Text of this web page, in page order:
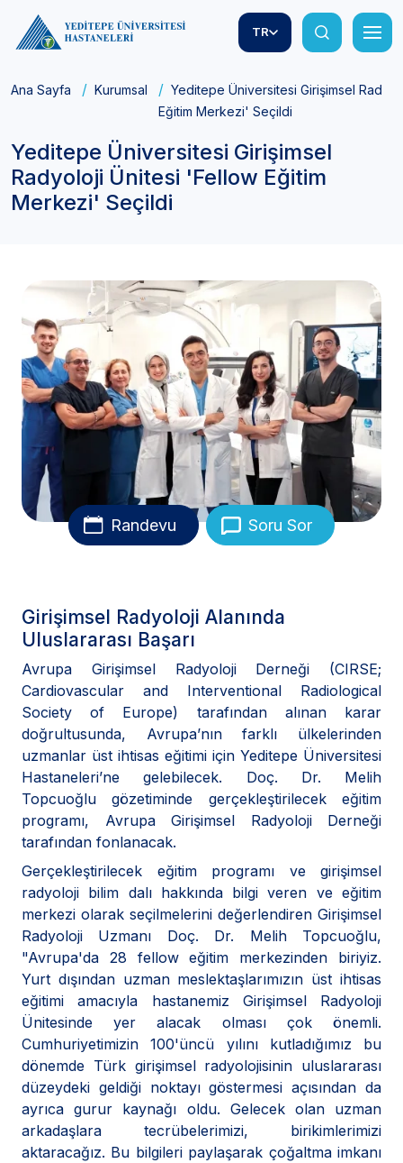
TR
Ana Sayfa Kurumsal
Yeditepe Üniversitesi Girişimsel
Eğitim Merkezi' Seçildi
Yeditepe Üniversitesi Girişimsel
Radyoloji Ünitesi 'Fellow Eğitim
Merkezi' Seçildi
Randevu Soru Sor
Girişimsel Radyoloji Alanında
Uluslararası Başarı
Avrupa Girişimsel Radyoloji Derneği (CIRSE;
Cardiovascular and Interventional Radiological
Society of Europe) tarafından alınan karar
doğrultusunda, Avrupa’nın farklı ülkelerinden
uzmanlar üst ihtisas eğitimi için Yeditepe Üniversitesi
Hastaneleri’ne gelebilecek. Doç. Dr. Melih
Topcuoğlu gözetiminde gerçekleştirilecek eğitim
programı, Avrupa Girişimsel Radyoloji Derneği
tarafından fonlanacak.
Gerçekleştirilecek eğitim programı ve girişimsel
radyoloji bilim dalı hakkında bilgi veren ve eğitim
merkezi olarak seçilmelerini değerlendiren Girişimsel
Radyoloji Uzmanı Doç. Dr. Melih Topcuoğlu,
"Avrupa'da 28 fellow eğitim merkezinden biriyiz.
Yurt dışından uzman meslektaşlarımızın üst ihtisas
eğitimi amacıyla hastanemiz Girişimsel Radyoloji
Ünitesinde yer alacak olması çok önemli.
Cumhuriyetimizin 100'üncü yılını kutladığımız bu
dönemde Türk girişimsel radyolojisinin uluslararası
düzeydeki geldiği noktayı göstermesi açısından da
ayrıca gurur kaynağı oldu. Gelecek olan uzman
arkadaşlara tecrübelerimizi, birikimlerimizi
aktaracağız. Bu bilgileri paylaşarak çoğaltma imkanı